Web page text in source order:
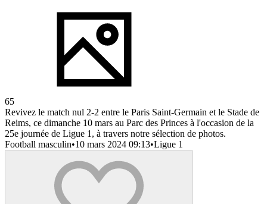
65
Revivez le match nul 2-2 entre le Paris Saint-Germain et le Stade de
Reims, ce dimanche 10 mars au Parc des Princes à l'occasion de la
25e journée de Ligue 1, à travers notre sélection de photos.
Football masculin•10 mars 2024 09:13•Ligue 1